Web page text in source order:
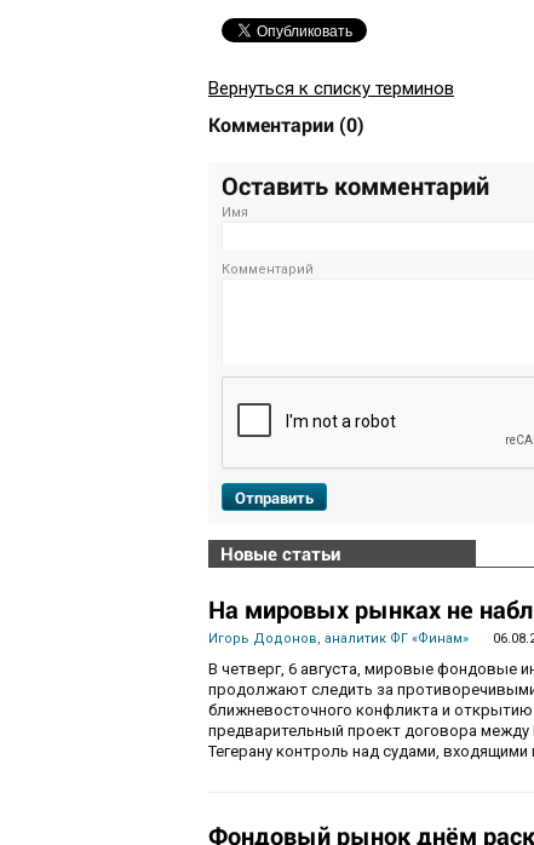
Вернуться к списку терминов
Комментарии (0)
Оставить комментарий
Имя
Комментарий
Отправить
Новые статьи
На мировых рынках не
Игорь Додонов, аналитик ФГ «Финам»
В четверг, 6 августа, мировые фондовые
продолжают следить за
ближневосточного конфликта и
предварительный проект договора
Тегерану контроль над судами,
Фондовый рынок днём